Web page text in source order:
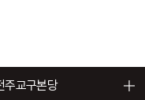
주교구본당